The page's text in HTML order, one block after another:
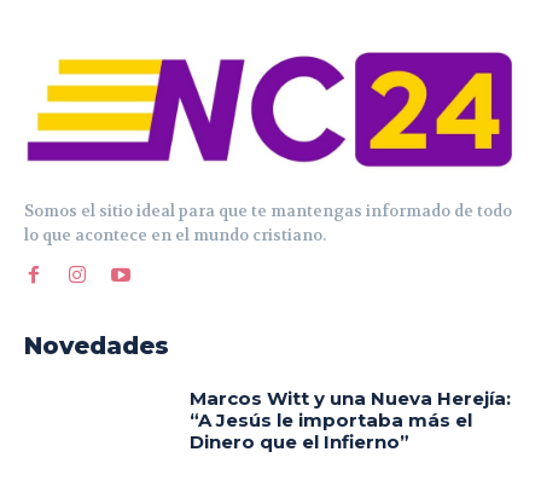
Somos el sitio ideal para que te mantengas informado de todo
lo que acontece en el mundo cristiano.
Novedades
Marcos Witt y una Nueva Herejía:
“A Jesús le importaba más el
Dinero que el Infierno”